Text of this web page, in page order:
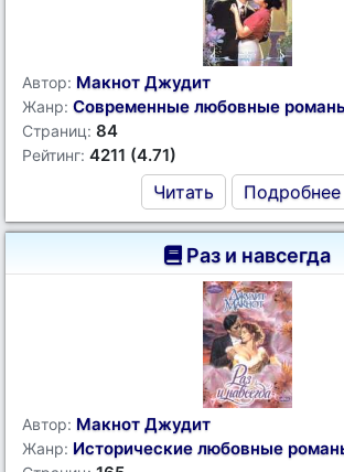
Автор: Макнот Джудит
Жанр: Современные любовные
Страниц: 84
Рейтинг: 4211 (4.71)
Читать Подробнее
Раз и навсегда
Автор: Макнот Джудит
Жанр: Исторические любовные